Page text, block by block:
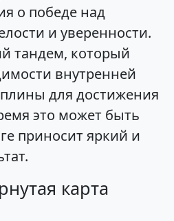
о победе над
и уверенности.
тандем, который
внутренней
для достижения
это может быть
приносит яркий и
карта